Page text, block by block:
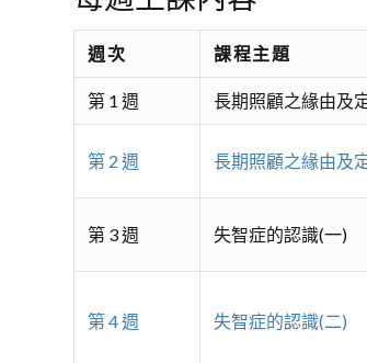
週次 課程主題
第 1 週 長期照顧之緣由及
第 2 週 長期照顧之緣由及
第 3 週 失智症的認識(一)
第 4 週 失智症的認識(二)